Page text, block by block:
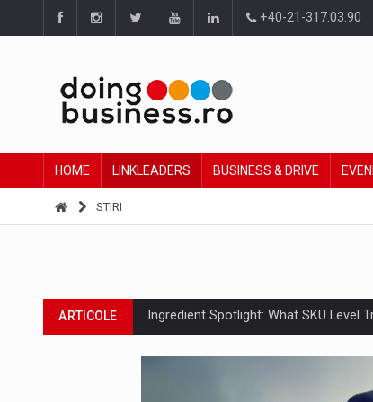
+40-21-317.03.90
HOME LINKLEADERS BUSINESS & DRIVE
STIRI
ARTICOLE Ingredient Spotlight: What SKU Level
Producatorii si comerciantii care nu
Raport PwC: Industria de media si